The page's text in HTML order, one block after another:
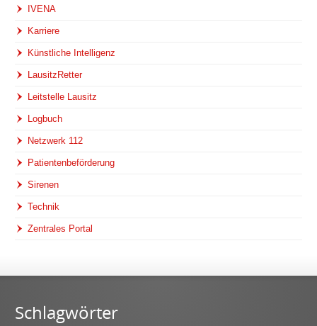
IVENA
Karriere
Künstliche Intelligenz
LausitzRetter
Leitstelle Lausitz
Logbuch
Netzwerk 112
Patientenbeförderung
Sirenen
Technik
Zentrales Portal
Schlagwörter